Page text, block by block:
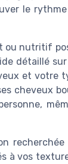
le
ou nutritif
détaillé
et votre
cheveux
à vos